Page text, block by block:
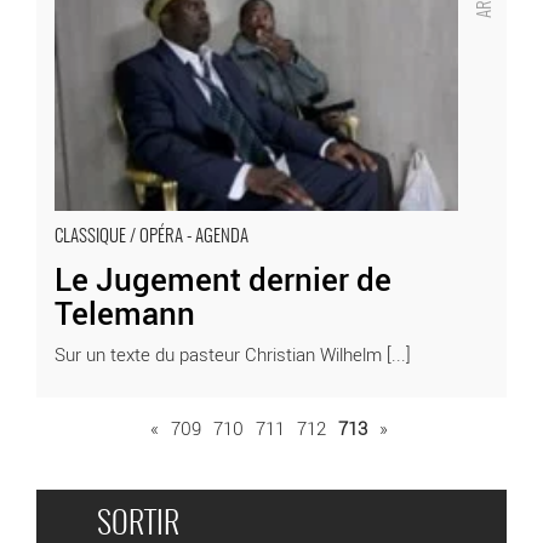
CLASSIQUE / OPÉRA - AGENDA
Le Jugement dernier de
Telemann
Sur un texte du pasteur Christian Wilhelm [...]
« 709 710 711 712 713 »
SORTIR